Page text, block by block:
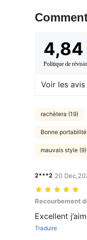
4,84
Politique de
Voir les
rachètera (19)
Bonne
mauvais style (9)
2***2 20
Recourbement
Recourbement
Excellent
Traduire